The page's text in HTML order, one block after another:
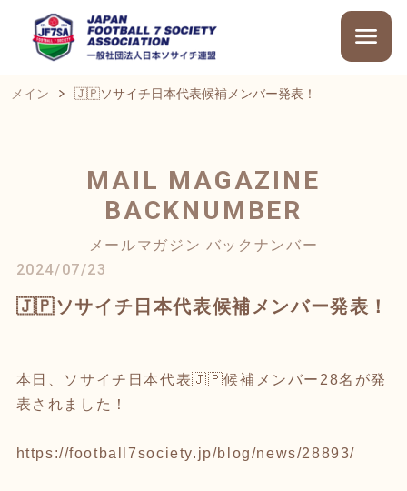
メイン 🇯🇵ソサイチ日本代表候補メンバー発表！
MAIL MAGAZINE
BACKNUMBER
メールマガジン バックナンバー
2024/07/23
🇯🇵ソサイチ日本代表候補メンバー発表！
本日、ソサイチ日本代表🇯🇵候補メンバー28名が発
表されました！
https://football7society.jp/blog/news/28893/